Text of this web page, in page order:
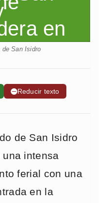
de San Isidro
➖Reducir texto
de San Isidro
intensa
ferial con una
en la